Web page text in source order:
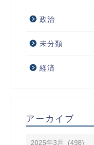
政治
未分類
経済
アーカイブ